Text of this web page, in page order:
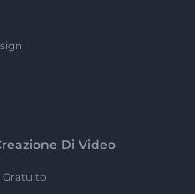
Di Video
Gratuito